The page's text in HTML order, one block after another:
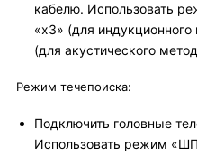
кабелю. Использовать
«х3» (для
(для акустического
Режим течепоиска:
Подключить головные
Использовать режим